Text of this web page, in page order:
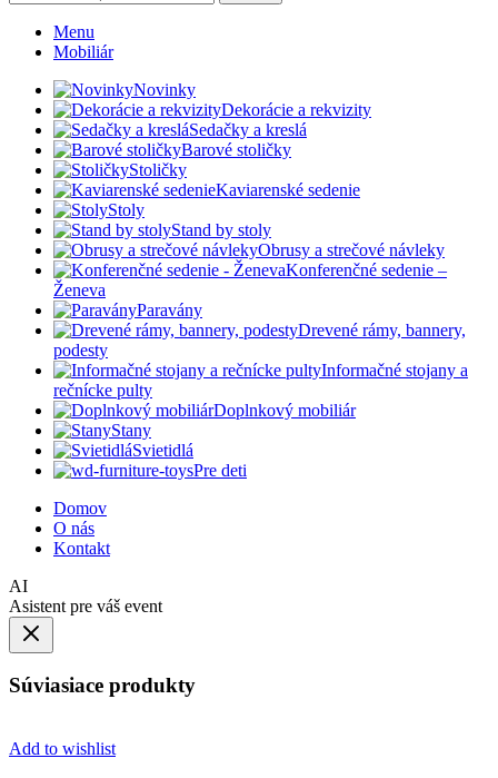
Menu
Mobiliár
Novinky
Dekorácie a rekvizity
Sedačky a kreslá
Barové stoličky
Stoličky
Kaviarenské sedenie
Stoly
Stand by stoly
Obrusy a strečové návleky
Konferenčné sedenie –
Ženeva
Paravány
Drevené rámy, bannery,
podesty
Informačné stojany a
rečnícke pulty
Doplnkový mobiliár
Stany
Svietidlá
Pre deti
Domov
O nás
Kontakt
AI
Asistent pre váš event
Súviasiace produkty
Add to wishlist